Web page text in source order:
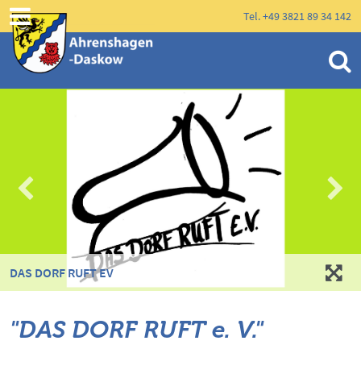
Tel. +49 3821 89 34 142
DAS DORF RUFT EV
"DAS DORF RUFT e. V."